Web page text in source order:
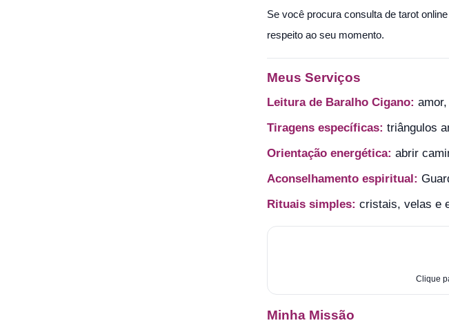
Se você procura consulta de tarot
respeito ao seu momento.
Meus Serviços
Leitura de Baralho Cigano:
Tiragens específicas: triângulos
Orientação energética: abrir
Aconselhamento espiritual:
Rituais simples: cristais, velas e
Clique
Minha Missão